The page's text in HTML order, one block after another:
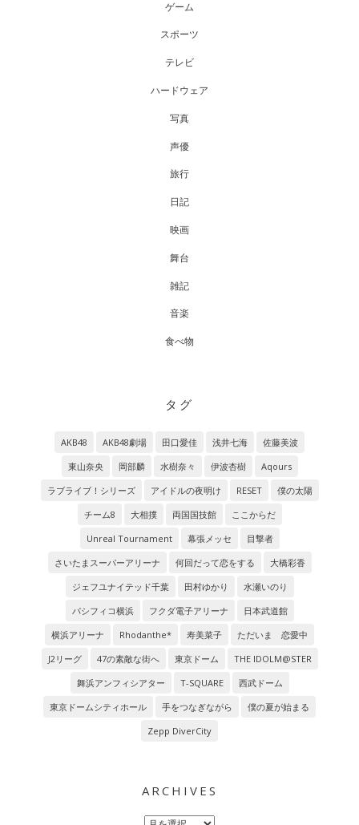
ゲーム
スポーツ
テレビ
ハードウェア
写真
声優
旅行
日記
映画
舞台
雑記
音楽
食べ物
タグ
AKB48 AKB48劇場 田口愛佳 浅井七海
佐藤美波
東山奈央
岡部麟 水樹奈々 伊波杏樹
Aqours
ラブライブ！シリーズ
アイドルの夜明け RESET
僕の太陽
チーム8
大相撲 両国国技館
ここからだ
Unreal Tournament
幕張メッセ
目撃者
さいたまスーパーアリーナ
何回だって恋をする
大橋彩香
ジェフユナイテッド千葉
田村ゆかり
水瀬いのり
パシフィコ横浜
フクダ電子アリーナ
日本武道館
横浜アリーナ
Rhodanthe* 寿美菜子
ただいま 恋愛中
J2リーグ
47の素敵な街へ 東京ドーム
THE IDOLM@STER
舞浜アンフィシアター
T-SQUARE
西武ドーム
東京ドームシティホール
手をつなぎながら
僕の夏が始まる
Zepp DiverCity
ARCHIVES
Archives